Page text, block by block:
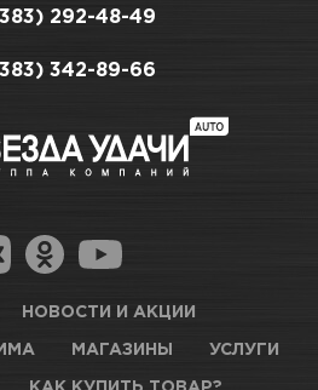
Лаки HS
27/3
комфортными,
для Вас самую
товара
292-48-49
342-89-66
НОВОСТИ И АКЦИИ
МАГАЗИНЫ УСЛУГИ
КАК КУПИТЬ ТОВАР?